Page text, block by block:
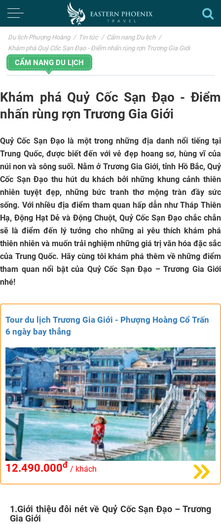
Du lịch Phượng Hoàng / Tin tức / Cẩm nang Du lịch /
Khám phá Quỷ Cốc Sạn Đạo - Điểm nhấn rùng rợn Trương Gia Giới
CẨM NANG DU LỊCH
Khám phá Quỷ Cốc Sạn Đạo - Điểm
nhấn rùng rợn Trương Gia Giới
Quỷ Cốc Sạn Đạo là một trong những địa danh nổi tiếng tại
Trung Quốc, được biết đến với vẻ đẹp hoang sơ, hùng vĩ của
núi non và sông suối. Nằm ở Trương Gia Giới, tỉnh Hồ Bắc, Quỷ
Cốc Sạn Đạo thu hút du khách bởi những khung cảnh thiên
nhiên tuyệt đẹp, những bức tranh thơ mộng tràn đầy sức
sống. Với nhiều địa điểm tham quan hấp dẫn như Tháp Thiên
Hạ, Động Hạt Dẻ và Động Chuột, Quỷ Cốc Sạn Đạo chắc chắn
sẽ là điểm đến lý tưởng cho những ai yêu thích khám phá
thiên nhiên và muốn trải nghiệm những giá trị văn hóa đặc sắc
của Trung Quốc. Hãy cùng tôi khám phá thêm về những điểm
tham quan nổi bật của Quỷ Cốc Sạn Đạo – Trương Gia Giới
nhé!
Tour du lịch Trương Gia Giới - Phượng Hoàng Cổ Trấn
6 ngày bay thẳng
12.490.000đ / khách
1.Giới thiệu đôi nét về Quỷ Cốc Sạn Đạo – Trương
Gia Giới